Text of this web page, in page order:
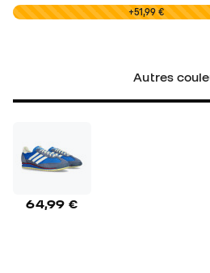
0,00 € +51,99 €
Autres
64,99 €